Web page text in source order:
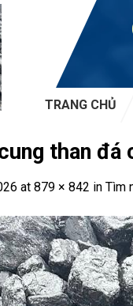
TRANG CHỦ
than
at 879 × 842 in Tìm